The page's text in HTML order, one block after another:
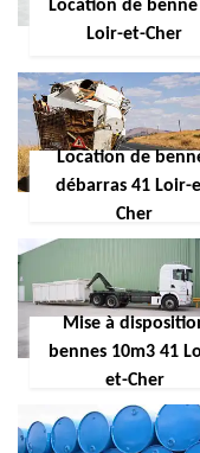
Location de benne
Loir-et-Cher
Location de
débarras 41 Loir-
Cher
Mise à
bennes 10m3 41
et-Cher